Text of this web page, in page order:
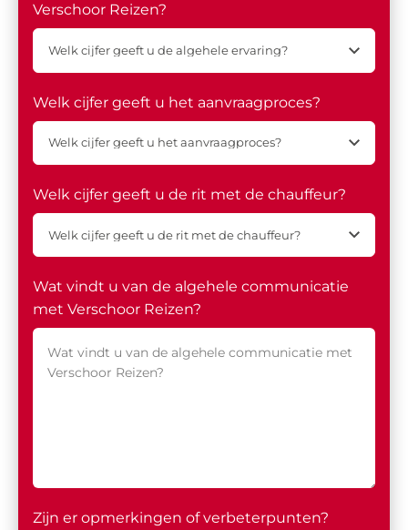
Verschoor Reizen?
Welk cijfer geeft u het aanvraagproces?
Welk cijfer geeft u de rit met de chauffeur?
Wat vindt u van de algehele communicatie
met Verschoor Reizen?
Zijn er opmerkingen of verbeterpunten?